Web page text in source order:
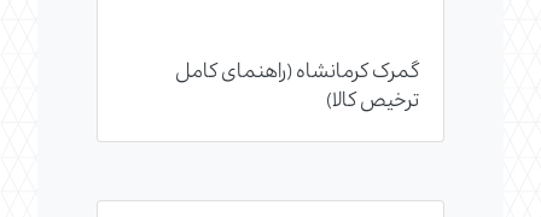
گمرک کرمانشاه (راهنمای کامل
ترخیص کالا)